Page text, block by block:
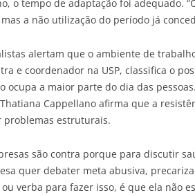
o tempo de adaptação foi adequado.
a não utilização do período já
alertam que o ambiente de
e coordenador na USP, classifica o
ocupa a maior parte do dia das
Cappellano afirma que a
problemas estruturais.
são contra porque para discutir
quer debater meta abusiva,
verba para fazer isso, é que ela não